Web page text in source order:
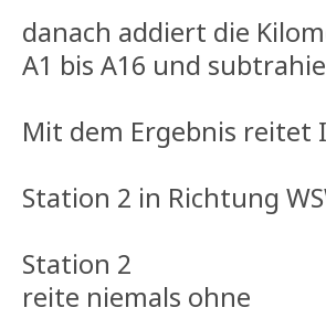
danach addiert die
A1 bis A16 und
Mit dem Ergebnis reitet
Station 2 in Richtung
Station 2
reite niemals ohne